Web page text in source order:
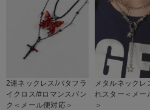
2連ネックレス/バタフラ
イクロス/#ロマンスパン
ク＜メール便対応＞
メタルネックレ
れスター＜メー
＞